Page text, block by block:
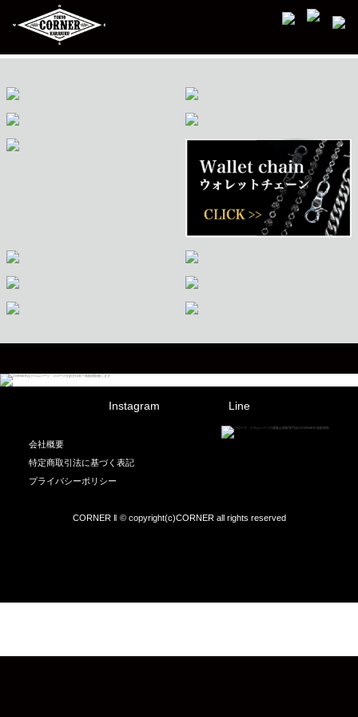
Instagram Line
会社概要
特定商取引法に基づく表記
プライバシーポリシー
CORNER ‖ © copyright(c)CORNER all rights reserved